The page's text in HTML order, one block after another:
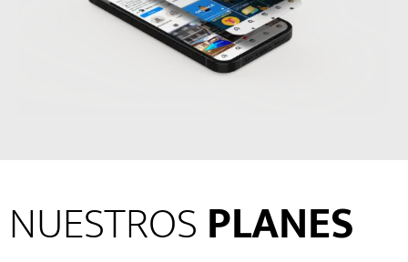
NUESTROSPLANES